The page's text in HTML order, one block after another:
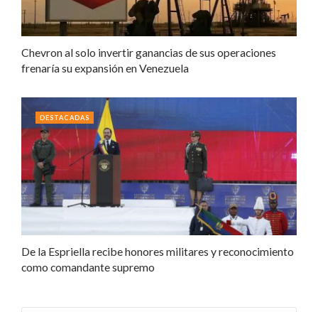
Chevron al solo invertir ganancias de sus operaciones
frenaría su expansión en Venezuela
De la Espriella recibe honores militares y reconocimiento
como comandante supremo
DESTACADAS